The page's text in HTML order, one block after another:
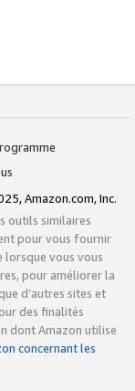
Amazon.com, Inc.
outils similaires
pour vous fournir
lorsque vous vous
pour améliorer la
d’autres sites et
des finalités
dont Amazon utilise
concernant les